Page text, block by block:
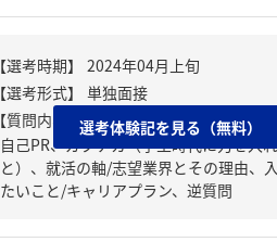
【質問内容・課題】
自己PR、ガクチカ（学生時代に力を入
と）、就活の軸/志望業界とその理由、
たいこと/キャリアプラン、逆質問
選考体験記を見る（無料）